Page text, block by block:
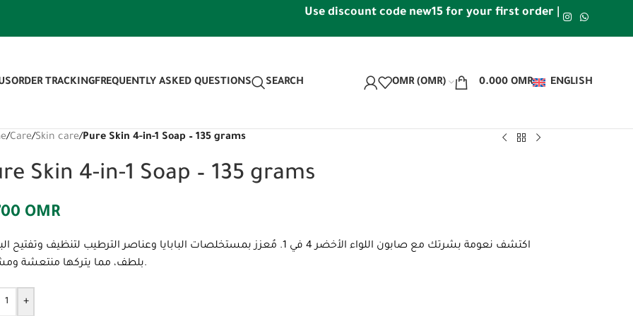
Use discount code new15 for your first order | Free shipping
ORDER TRACKINGFREQUENTLY ASKED QUESTIONS SEARCH OMR (OMR) 0.000 OMR ENGLISH
/Care/Skin care/Pure Skin 4-in-1 Soap – 135 grams
Skin 4-in-1 Soap – 135 grams
OMR
اكتشف نعومة بشرتك مع صابون اللواء الأخضر 4 في 1. مُعزز بمستخلصات البابايا وعناصر الترطيب لتنظيف
بلطف، مما يتركها منتعشة ومشرقة.
+